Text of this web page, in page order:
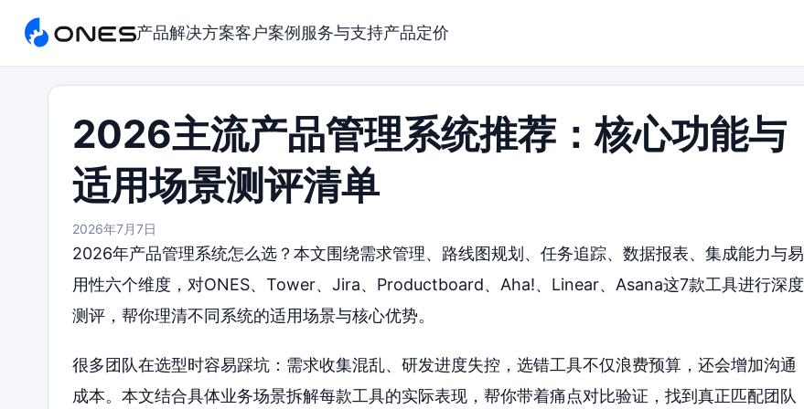
产品解决方案客户案例 服务与支持产品定价
2026主流产品管理系统推荐：核心功能与
适用场景测评清单
2026年7月7日
2026年产品管理系统怎么选？本文围绕需求管理、路线图规划、任务追踪、数据报表、集成能力与易
用性六个维度，对ONES、Tower、Jira、Productboard、Aha!、Linear、Asana这7款工具进行深度
测评，帮你理清不同系统的适用场景与核心优势。
很多团队在选型时容易踩坑：需求收集混乱、研发进度失控，选错工具不仅浪费预算，还会增加沟通
成本。本文结合具体业务场景拆解每款工具的实际表现，帮你带着痛点对比验证，找到真正匹配团队